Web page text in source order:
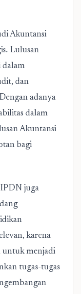
Akuntansi
Lulusan
dalam
dan
adanya
dalam
Akuntansi
bagi
juga
karena
untuk menjadi
tugas-tugas